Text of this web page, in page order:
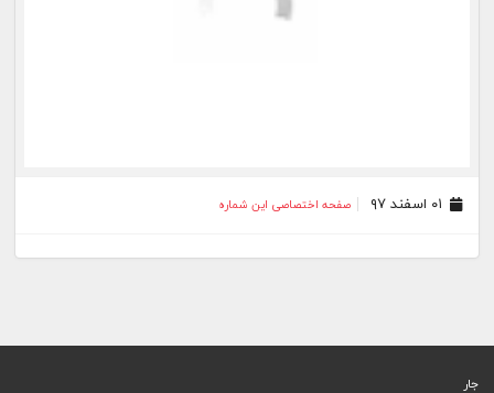
صفحه اختصاصی این شماره
جار